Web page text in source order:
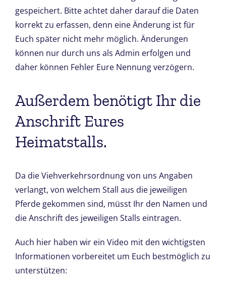
gespeichert. Bitte achtet daher darauf die Daten
korrekt zu erfassen, denn eine Änderung ist für
Euch später nicht mehr möglich. Änderungen
können nur durch uns als Admin erfolgen und
daher können Fehler Eure Nennung verzögern.
Außerdem benötigt Ihr die
Anschrift Eures
Heimatstalls.
Da die Viehverkehrsordnung von uns Angaben
verlangt, von welchem Stall aus die jeweiligen
Pferde gekommen sind, müsst Ihr den Namen und
die Anschrift des jeweiligen Stalls eintragen.
Auch hier haben wir ein Video mit den wichtigsten
Informationen vorbereitet um Euch bestmöglich zu
unterstützen: